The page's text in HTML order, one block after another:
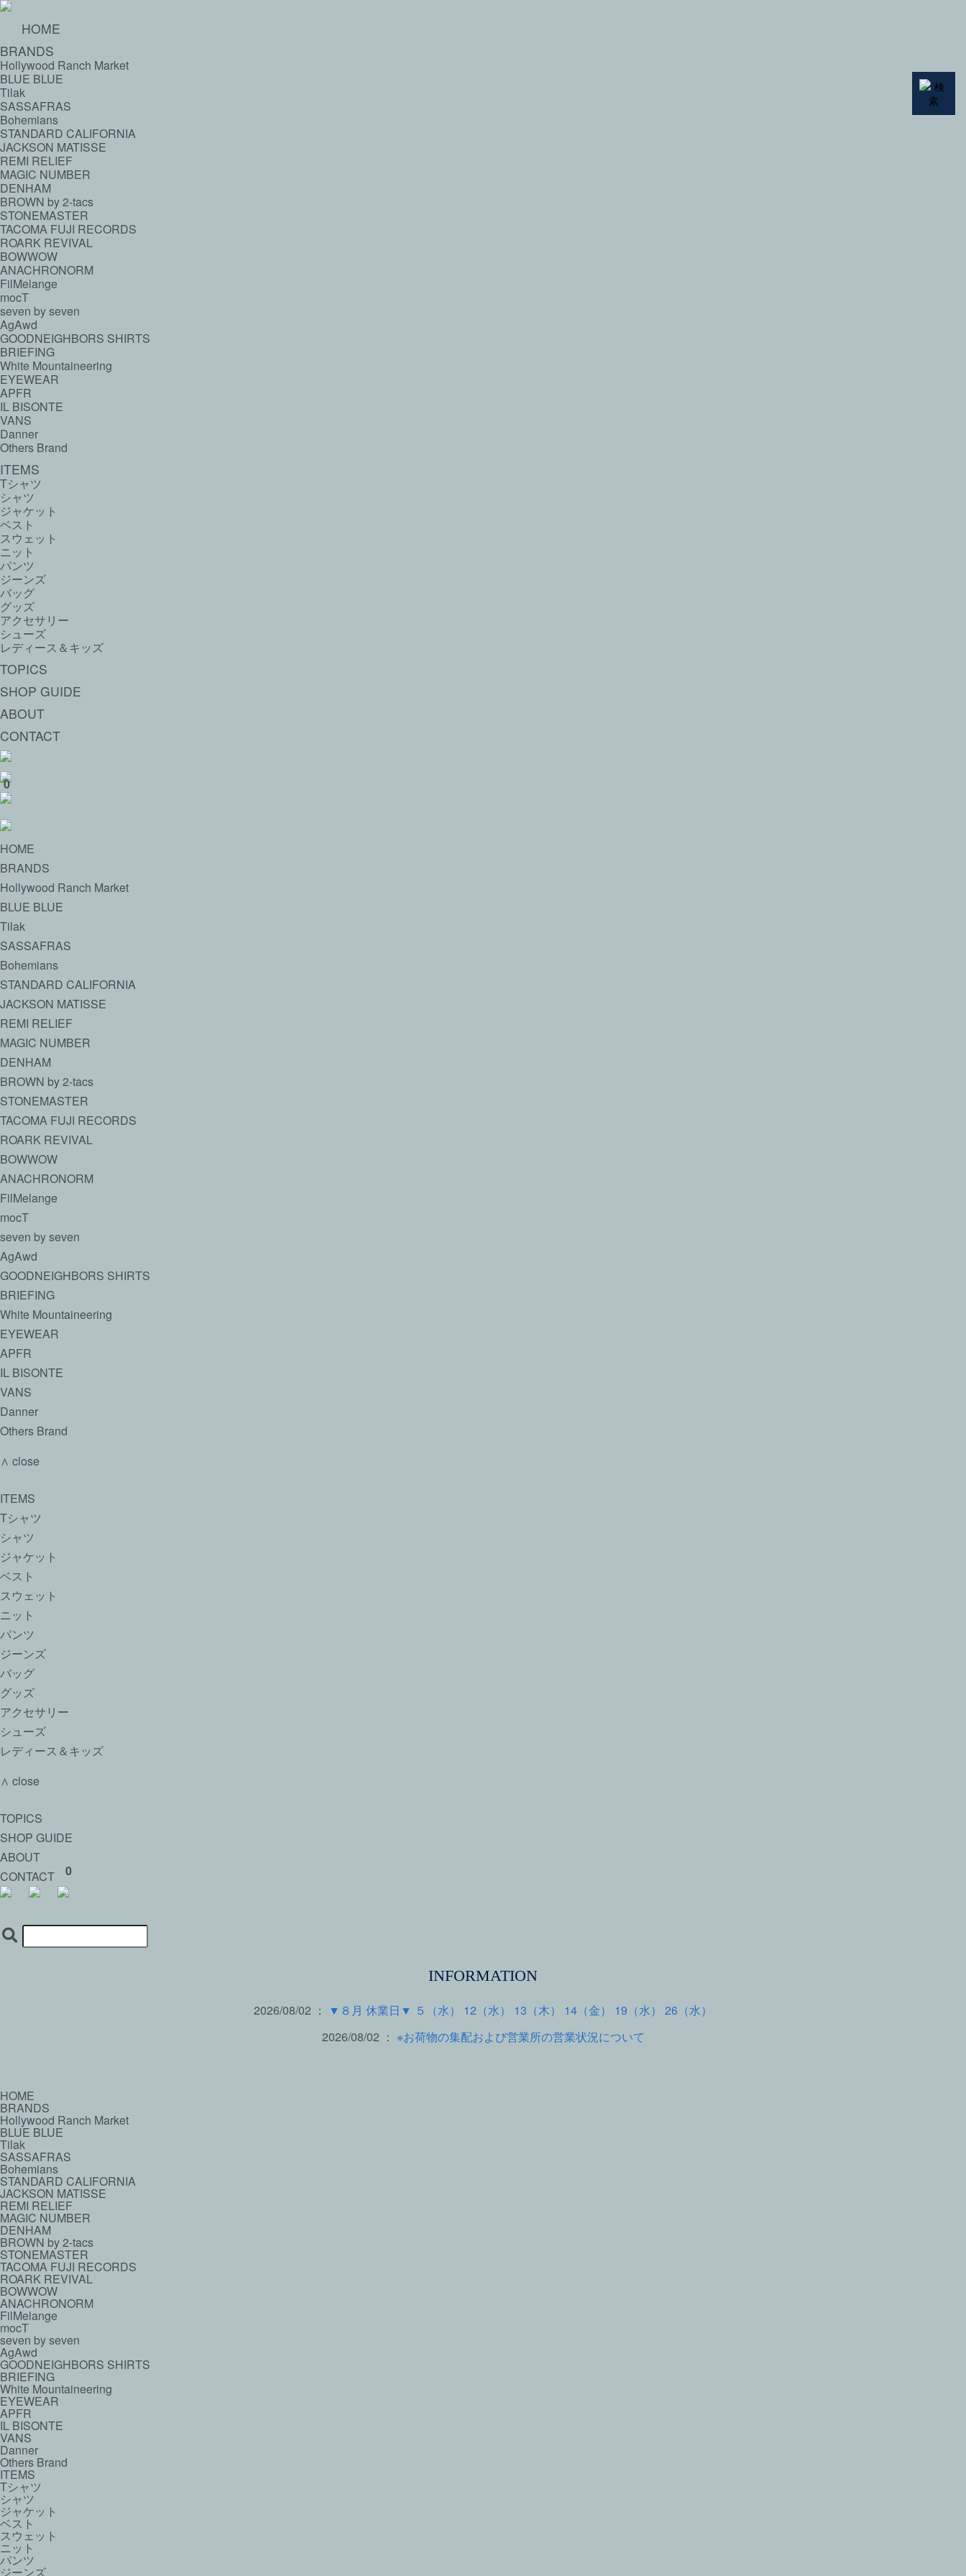
HOME
BRANDS
Hollywood Ranch Market
BLUE BLUE
Tilak
SASSAFRAS
Bohemians
STANDARD CALIFORNIA
JACKSON MATISSE
REMI RELIEF
MAGIC NUMBER
DENHAM
BROWN by 2-tacs
STONEMASTER
TACOMA FUJI RECORDS
ROARK REVIVAL
BOWWOW
ANACHRONORM
FilMelange
mocT
seven by seven
AgAwd
GOODNEIGHBORS SHIRTS
BRIEFING
White Mountaineering
EYEWEAR
APFR
IL BISONTE
VANS
Danner
Others Brand
ITEMS
Tシャツ
シャツ
ジャケット
ベスト
スウェット
ニット
パンツ
ジーンズ
バッグ
グッズ
アクセサリー
シューズ
レディース＆キッズ
TOPICS
SHOP GUIDE
ABOUT
CONTACT
0
HOME
BRANDS
Hollywood Ranch Market
BLUE BLUE
Tilak
SASSAFRAS
Bohemians
STANDARD CALIFORNIA
JACKSON MATISSE
REMI RELIEF
MAGIC NUMBER
DENHAM
BROWN by 2-tacs
STONEMASTER
TACOMA FUJI RECORDS
ROARK REVIVAL
BOWWOW
ANACHRONORM
FilMelange
mocT
seven by seven
AgAwd
GOODNEIGHBORS SHIRTS
BRIEFING
White Mountaineering
EYEWEAR
APFR
IL BISONTE
VANS
Danner
Others Brand
∧ close
ITEMS
Tシャツ
シャツ
ジャケット
ベスト
スウェット
ニット
パンツ
ジーンズ
バッグ
グッズ
アクセサリー
シューズ
レディース＆キッズ
∧ close
TOPICS
SHOP GUIDE
ABOUT
CONTACT
0
INFORMATION
2026/08/02 ：
▼８月 休業日▼ ５（水） 12（水） 13（木） 14（金） 19（水） 26（水）
2026/08/02 ： ※お荷物の集配および営業所の営業状況について
HOME
BRANDS
Hollywood Ranch Market
BLUE BLUE
Tilak
SASSAFRAS
Bohemians
STANDARD CALIFORNIA
JACKSON MATISSE
REMI RELIEF
MAGIC NUMBER
DENHAM
BROWN by 2-tacs
STONEMASTER
TACOMA FUJI RECORDS
ROARK REVIVAL
BOWWOW
ANACHRONORM
FilMelange
mocT
seven by seven
AgAwd
GOODNEIGHBORS SHIRTS
BRIEFING
White Mountaineering
EYEWEAR
APFR
IL BISONTE
VANS
Danner
Others Brand
ITEMS
Tシャツ
シャツ
ジャケット
ベスト
スウェット
ニット
パンツ
ジーンズ